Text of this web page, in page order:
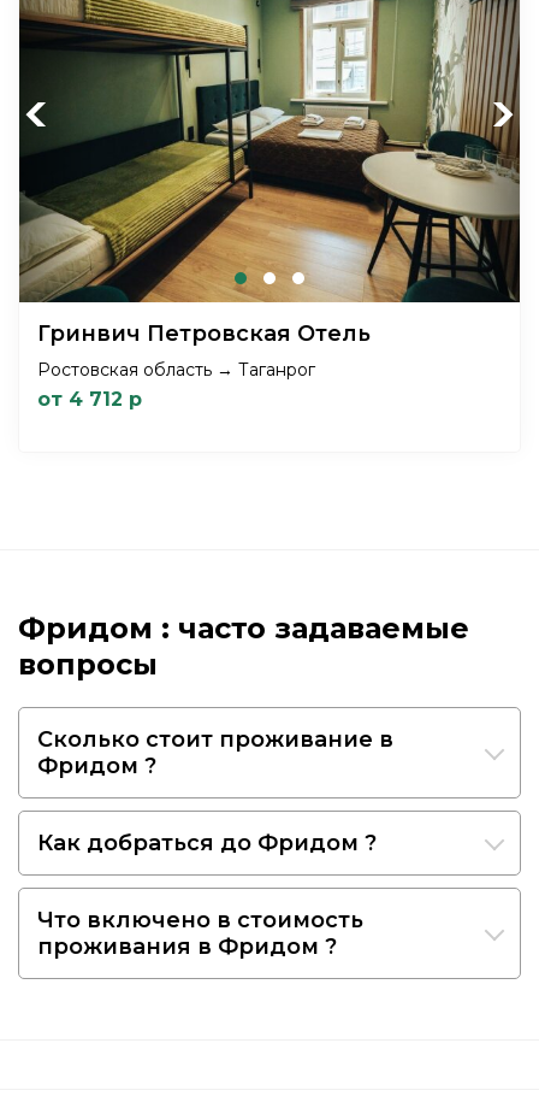
Previous Next
Гринвич Петровская Отель
Ростовская область → Таганрог
от 4 712 р
Фридом : часто задаваемые
вопросы
Сколько стоит проживание в
Фридом ?
Как добраться до Фридом ?
Что включено в стоимость
проживания в Фридом ?